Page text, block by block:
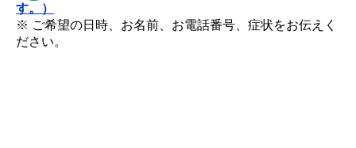
す。）
※ ご希望の日時、お名前、お電話番号、症状をお伝えく
ださい。